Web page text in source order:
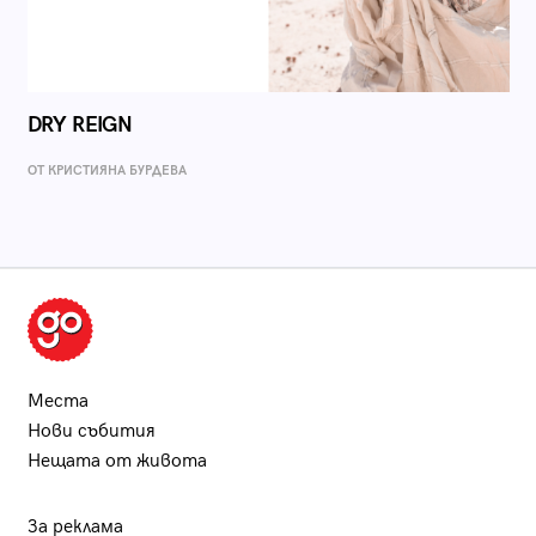
DRY REIGN
ОТ КРИСТИЯНА БУРДЕВА
Места
Нови събития
Нещата от живота
За реклама